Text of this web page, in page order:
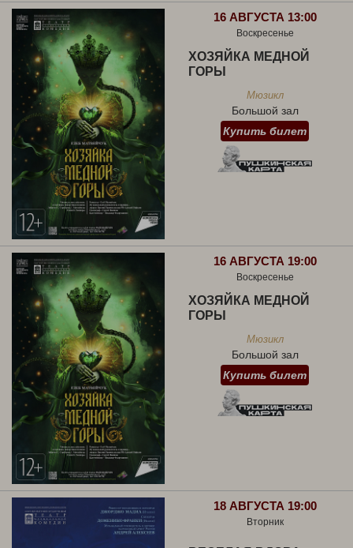
16 АВГУСТА 13:00
Воскресенье
ХОЗЯЙКА МЕДНОЙ
ГОРЫ
Мюзикл
Большой зал
Купить билет
16 АВГУСТА 19:00
Воскресенье
ХОЗЯЙКА МЕДНОЙ
ГОРЫ
Мюзикл
Большой зал
Купить билет
18 АВГУСТА 19:00
Вторник